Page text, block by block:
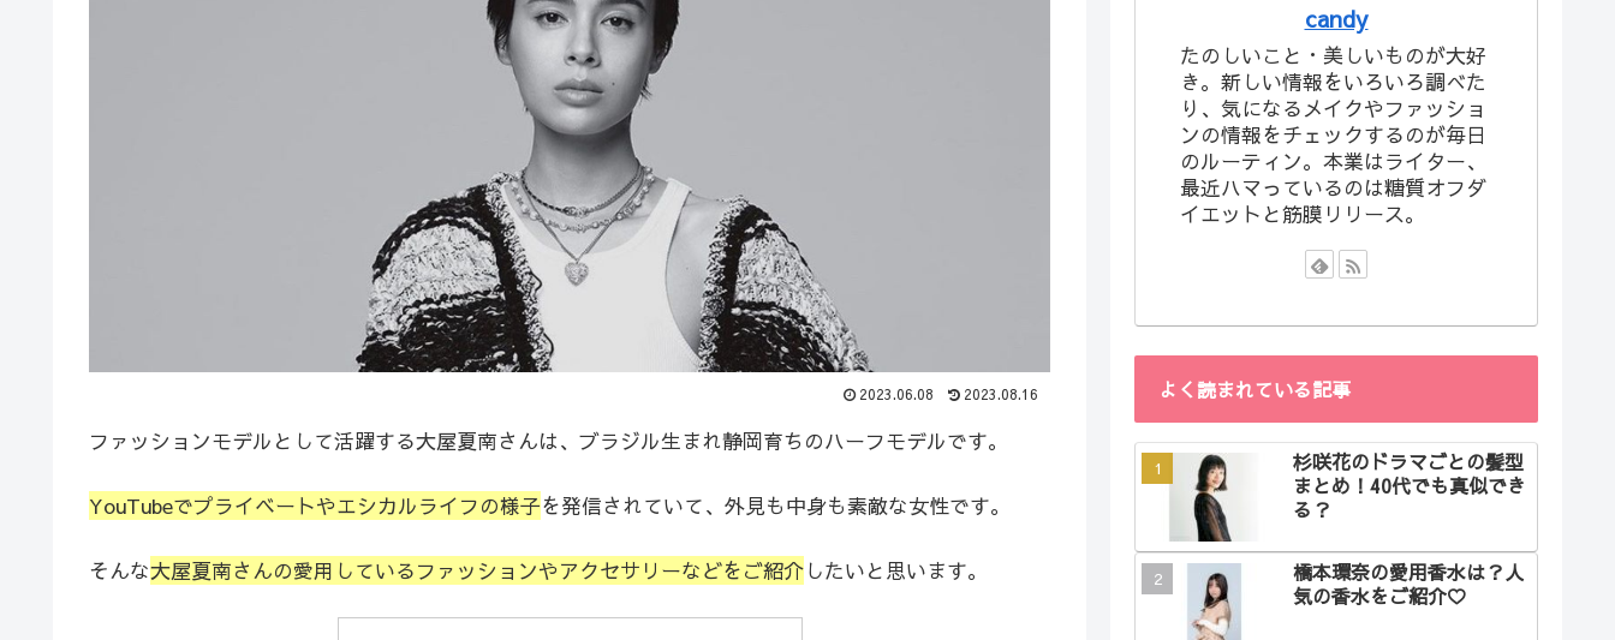
2023.06.08 2023.08.16
ファッションモデルとして活躍する大屋夏南さんは、ブラジル生まれ静岡育ちのハーフモデルです。
YouTubeでプライベートやエシカルライフの様子を発信されていて、外見も中身も素敵な女性です。
そんな大屋夏南さんの愛用しているファッションやアクセサリーなどをご紹介したいと思います。
candy
たのしいこと・美しいものが大好
き。新しい情報をいろいろ調べた
り、気になるメイクやファッショ
ンの情報をチェックするのが毎日
のルーティン。本業はライター、
最近ハマっているのは糖質オフダ
イエットと筋膜リリース。
よく読まれている記事
杉咲花のドラマごとの髪型
まとめ！40代でも真似でき
る？
橋本環奈の愛用香水は？人
気の香水をご紹介♡